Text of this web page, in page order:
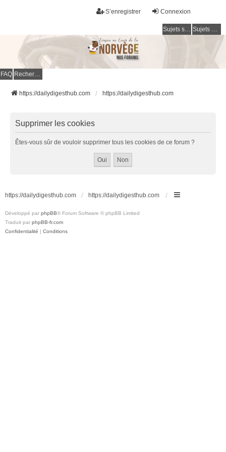
Connexion
S’enregistrer
Sujets sans réponse Sujets actifs
FAQ Rechercher
https://dailydigesthub.com https://dailydigesthub.com
Supprimer les cookies
Êtes-vous sûr de vouloir supprimer tous les cookies de ce forum ?
https://dailydigesthub.com https://dailydigesthub.com
Développé par phpBB® Forum Software © phpBB Limited
Traduit par phpBB-fr.com
Confidentialité | Conditions